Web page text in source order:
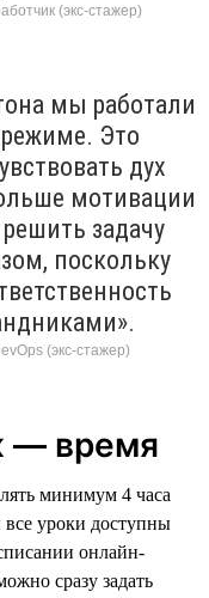
(экс-стажер)
мы работали
Это
дух
мотивации
задачу
поскольку
(экс-стажер)
— время
минимум 4 часа
уроки доступны
онлайн-
сразу задать